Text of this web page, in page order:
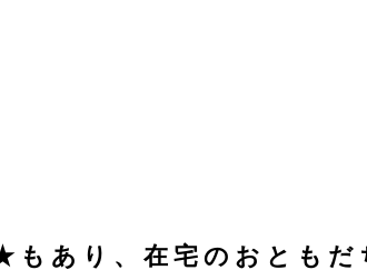
あり、在宅のおともだ